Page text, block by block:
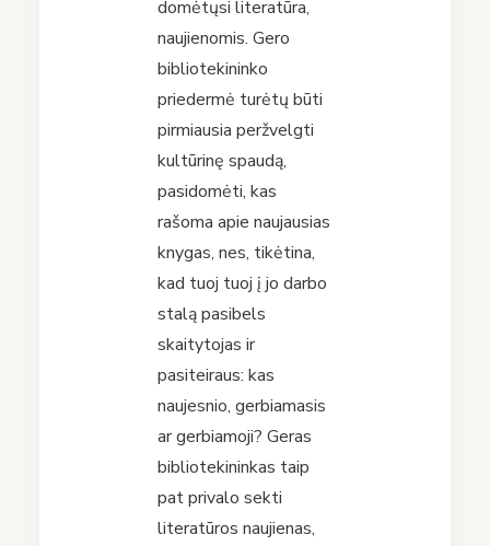
domėtųsi literatūra,
naujienomis. Gero
bibliotekininko
priedermė turėtų būti
pirmiausia peržvelgti
kultūrinę spaudą,
pasidomėti, kas
rašoma apie naujausias
knygas, nes, tikėtina,
kad tuoj tuoj į jo darbo
stalą pasibels
skaitytojas ir
pasiteiraus: kas
naujesnio, gerbiamasis
ar gerbiamoji? Geras
bibliotekininkas taip
pat privalo sekti
literatūros naujienas,